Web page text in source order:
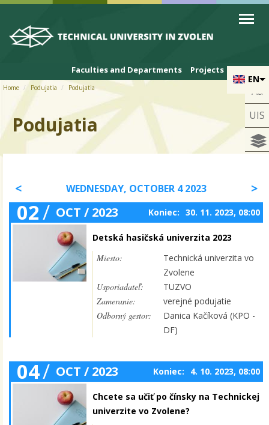
Skip to cookies
Skip to navigation
Skip to main content
EN
Faculties and Departments Projects
Aa
UIS
Home Podujatia Podujatia
Podujatia
WEDNESDAY, OCTOBER 4 2023
02/ OCT / 2023 Koniec: 30. 11. 2023, 08:00
Detská hasičská univerzita 2023
Miesto:
Technická univerzita vo
Zvolene
Usporiadateľ:
TUZVO
Zameranie:
verejné podujatie
Odborný gestor:
Danica Kačíková (KPO -
DF)
04/ OCT / 2023 Koniec: 4. 10. 2023, 08:00
Chcete sa učiť po čínsky na Technickej
univerzite vo Zvolene?